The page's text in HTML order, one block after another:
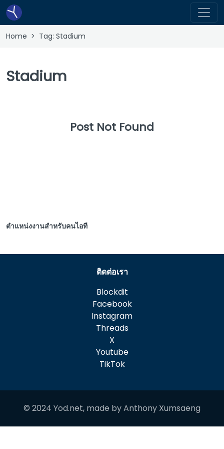
Home > Tag: Stadium
Stadium
Post Not Found
ตำแหน่งงานสำหรับคนไอที
ติดต่อเรา
Blockdit
Facebook
Instagram
Threads
X
Youtube
TikTok
© 2024 Yod.net, made byAnthony Xumsaeng